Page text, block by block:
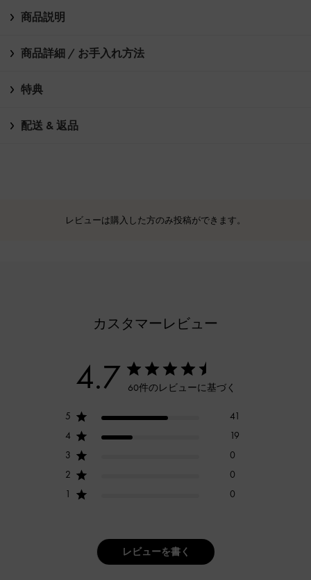
商品説明
商品詳細 / お手入れ方法
特典
配送 & 返品
レビューは購入した方のみ投稿ができます。
カスタマーレビュー
4.7 60件のレビューに基づく
5
41
4
19
3
0
2
0
1
0
レビューを書く